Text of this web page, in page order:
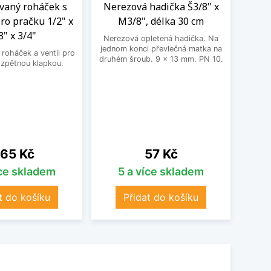
roháček s
pračku 1/2" x
x 3/4"
roháček a ventil pro
klapkou.
Kč
skladem
do košíku
Nerezová hadička Š3/8" x
M3/8", délka 30 cm
Nerezová opletená hadička. Na
jednom konci převlečná matka na
druhém šroub. 9 x 13 mm. PN 10.
Cena
57 Kč
5 a více skladem
Přidat do košíku